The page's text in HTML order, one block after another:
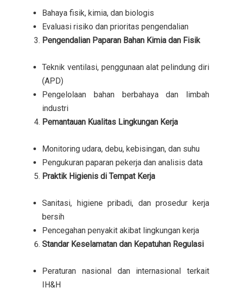
Bahaya fisik, kimia, dan biologis
Evaluasi risiko dan prioritas pengendalian
Pengendalian Paparan Bahan Kimia dan Fisik
Teknik ventilasi, penggunaan alat pelindung diri
(APD)
Pengelolaan bahan berbahaya dan limbah
industri
Pemantauan Kualitas Lingkungan Kerja
Monitoring udara, debu, kebisingan, dan suhu
Pengukuran paparan pekerja dan analisis data
Praktik Higienis di Tempat Kerja
Sanitasi, higiene pribadi, dan prosedur kerja
bersih
Pencegahan penyakit akibat lingkungan kerja
Standar Keselamatan dan Kepatuhan Regulasi
Peraturan nasional dan internasional terkait
IH&H